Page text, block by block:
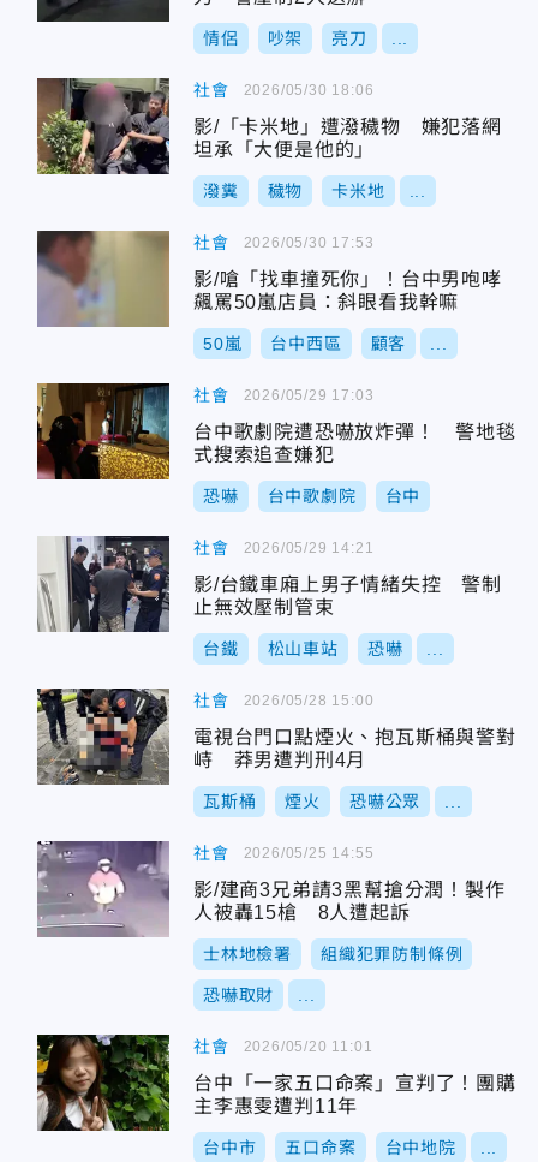
情侶 吵架 亮刀
社會
影/「卡米地」遭潑穢物 嫌犯落網
坦承「大便是他的」
潑糞 穢物 卡米地
2026/05/30 18:06
社會
影/嗆「找車撞死你」！台中男咆哮
飆罵50嵐店員：斜眼看我幹嘛
50嵐 台中西區 顧客
2026/05/30 17:53
社會
台中歌劇院遭恐嚇放炸彈！ 警地毯
式搜索追查嫌犯
恐嚇 台中歌劇院 台中
2026/05/29 17:03
社會
影/台鐵車廂上男子情緒失控 警制
止無效壓制管束
台鐵 松山車站 恐嚇
2026/05/29 14:21
社會
電視台門口點煙火、抱瓦斯桶與警對
峙 莽男遭判刑4月
瓦斯桶 煙火 恐嚇公眾
2026/05/28 15:00
社會
影/建商3兄弟請3黑幫搶分潤！製作
人被轟15槍 8人遭起訴
士林地檢署 組織犯罪防制條例
恐嚇取財
2026/05/25 14:55
社會
台中「一家五口命案」宣判了！團購
主李惠雯遭判11年
台中市 五口命案 台中地院
2026/05/20 11:01